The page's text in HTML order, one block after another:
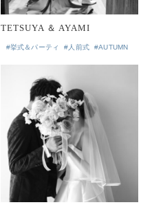
TETSUYA ＆ AYAMI
#挙式＆パーティ #人前式 #AUTUMN